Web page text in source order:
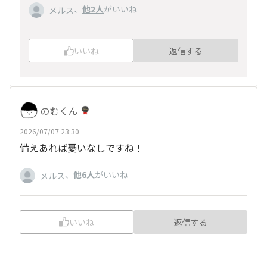
メルス、 他2人がいいね
いいね 返信する
のむくん
2026/07/07 23:30
備えあれば憂いなしですね！
メルス、 他6人がいいね
いいね 返信する